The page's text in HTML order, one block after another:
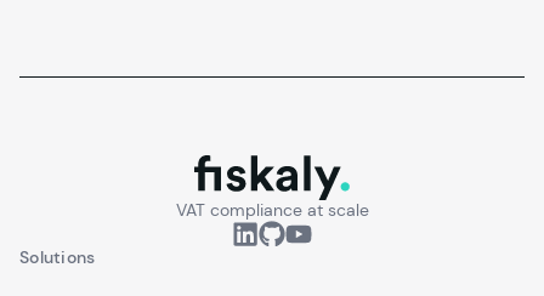
fiskaly.
VAT compliance at scale
Solutions